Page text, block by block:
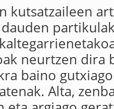
kutsatzaileen
neurtzen dira
baino
Alta,